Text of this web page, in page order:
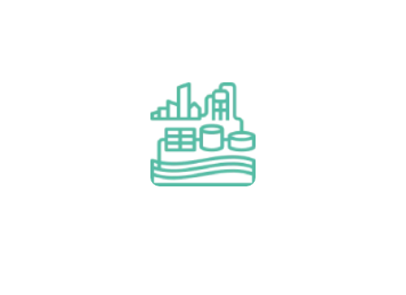
Financement de projets
(BOO/T, leasing et leasing)
자세히 알아보기